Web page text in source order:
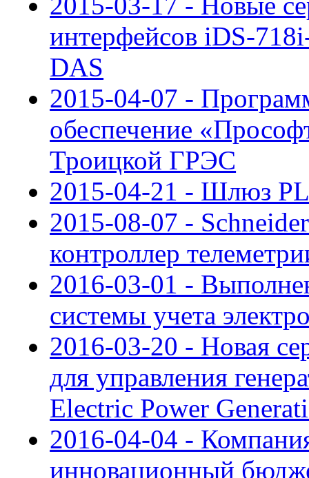
интерфейсов iDS-
DAS
2015-04-07 -
обеспечение
Троицкой ГРЭС
2015-04-21 - Шлюз
2015-08-07 -
контроллер
2016-03-01 -
системы учета
2016-03-20 - Новая
для управления
Electric Power
2016-04-04 -
инновационный